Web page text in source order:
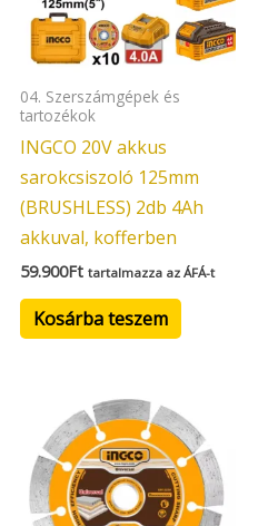
04. Szerszámgépek és
tartozékok
INGCO 20V akkus
sarokcsiszoló 125mm
(BRUSHLESS) 2db 4Ah
akkuval, kofferben
59.900Ft tartalmazza az ÁFÁ-t
Kosárba teszem